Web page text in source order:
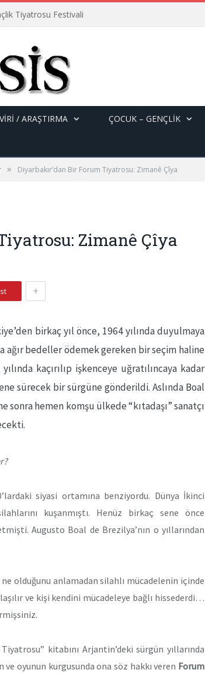
Tiyatrosu Festivali
/ ARAŞTIRMA ÇOCUK – GENÇLIK
» Diyarbakır’dan Bir Forum Tiyatrosu: Zimanê Çîya
Zimanê Çîya
+
birkaç yıl önce, 1964 yılında duyulmaya
ağır bedeller ödemek gereken bir seçim haline
kaçırılıp işkenceye uğratılıncaya kadar
sürecek bir sürgüne gönderildi. Aslında Boal
sonra hemen komşu ülkede “kıtadaşı” sanatçı
siyasi ortamına benziyordu. Dünya İkinci
kuşanmıştı. Henüz birkaç sene önce
Augusto Boal de Brezilya’nın o yıllarından
olduğunu anlamadan silahlı mücadelenin içinde
ve kişi kendini mücadeleye bağlı hissederdi…
kitabını Arjantin’deki sürgün yıllarında
oyunun kurgusunda ona söz hakkı veren Forum